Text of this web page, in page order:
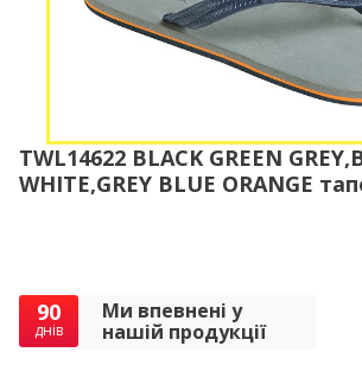
TWL14622 BLACK GREEN
WHITE,GREY BLUE ORANGE
90
днів
Ми впевнені у
нашій продукції